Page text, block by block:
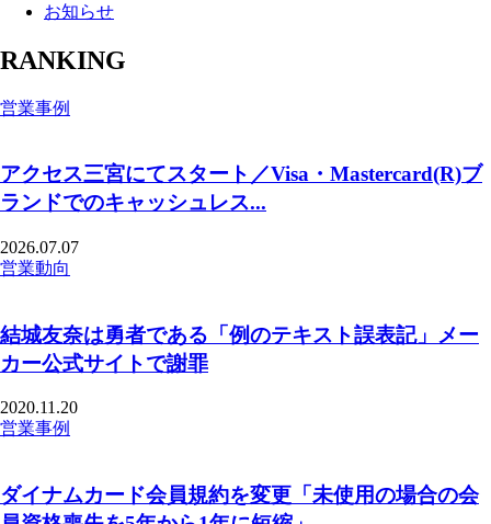
お知らせ
RANKING
営業事例
アクセス三宮にてスタート／Visa・Mastercard(R)ブ
ランドでのキャッシュレス...
2026.07.07
営業動向
結城友奈は勇者である「例のテキスト誤表記」メー
カー公式サイトで謝罪
2020.11.20
営業事例
ダイナムカード会員規約を変更「未使用の場合の会